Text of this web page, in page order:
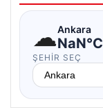
☁Ankara
NaN°C
ŞEHIR SEÇ